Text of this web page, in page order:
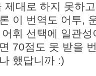
제대로 하지 못하
이 번역도 어투,
휘 선택에 일관
70점도 못 받을
했답니까 :)